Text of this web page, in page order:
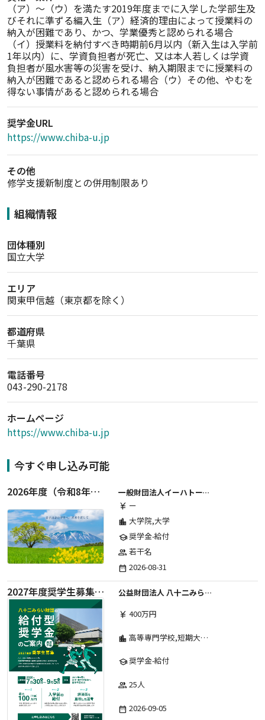
（ア）〜（ウ）を満たす2019年度までに入学した学部生及
びそれに準ずる編入生（ア）経済的理由によって授業料の
納入が困難であり、かつ、学業優秀と認められる場合
（イ）授業料を納付すべき時期前6月以内（新入生は入学前
1年以内）に、学資負担者が死亡、又は本人若しくは学資
負担者が風水害等の災害を受け、納入期限までに授業料の
納入が困難であると認められる場合（ウ）その他、やむを
得ない事情があると認められる場合
奨学金URL
https://www.chiba-u.jp
その他
修学支援新制度との併用制限あり
組織情報
団体種別
国立大学
エリア
関東甲信越（東京都を除く）
都道府県
千葉県
電話番号
043-290-2178
ホームページ
https://www.chiba-u.jp
今すぐ申し込み可能
2026年度（令和8年度）第２期 一般財団法人イーハトーブ育英会奨学生募集（給付型） 日本国内及び海外の大学・大学院に自宅外通学をする学生に生活費の一部(家賃半額相当)を給付【岩手県が本籍地の大学生または大学院生対象】
一般財団法人イーハトーブ育英会
currency_yen ー
location_city 大学院,大学
school奨学金-給付
group 若干名
date_range 2026-08-31
2027年度奨学生募集要項
公益財団法人 八十二みらい財団
currency_yen 400万円
location_city 高等専門学校,短期大学,専修学校,大学
school奨学金-給付
group 25人
date_range 2026-09-05